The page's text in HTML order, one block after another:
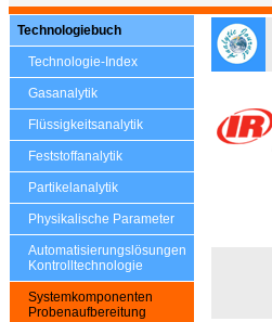
Technologiebuch
Technologie-Index
Gasanalytik
Flüssigkeitsanalytik
Feststoffanalytik
Partikelanalytik
Physikalische Parameter
Automatisierungslösungen
Kontrolltechnologie
Systemkomponenten
Probenaufbereitung